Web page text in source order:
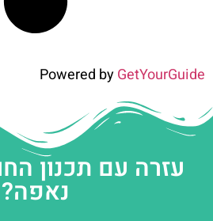
Powered byGetYourGuide
עזרה עם תכנון
נאפה?